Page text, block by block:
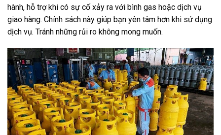
hành, hỗ trợ khi có sự cố xảy ra với bình gas hoặc dịch vụ
giao hàng. Chính sách này giúp bạn yên tâm hơn khi sử dụng
dịch vụ. Tránh những rủi ro không mong muốn.